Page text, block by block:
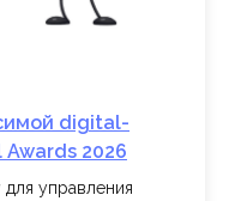
digital-
2026
управления